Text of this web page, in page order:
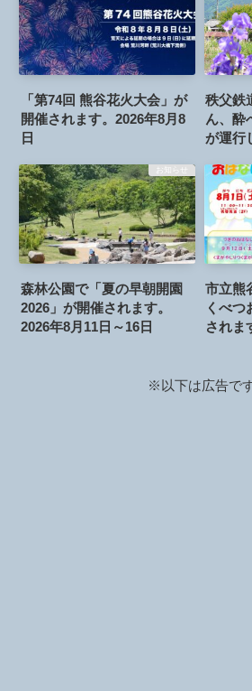
「第74回 熊谷花火大会」が
開催されます。2026年8月8
日
秩父鉄
ん、酔
が運行
お知らせ
森林公園で「夏の早朝開園
2026」が開催されます。
2026年8月11日～16日
市立熊
くべつ
されま
※以下は広告で